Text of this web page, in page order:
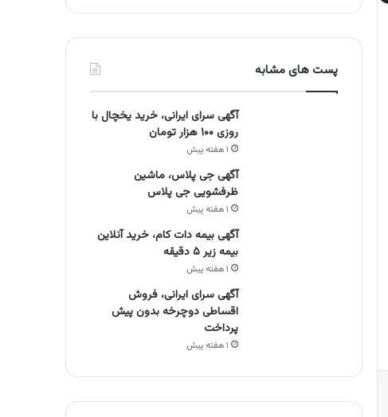
پست های مشابه
آگهی سرای ایرانی، خرید یخچال با
روزی ۱۰۰ هزار تومان
۱ هفته پیش
آگهی جی پلاس، ماشین
ظرفشویی جی پلاس
۱ هفته پیش
آگهی بیمه دات کام، خرید آنلاین
بیمه زیر ۵ دقیقه
۱ هفته پیش
آگهی سرای ایرانی، فروش
اقساطی دوچرخه بدون پیش
پرداخت
۱ هفته پیش